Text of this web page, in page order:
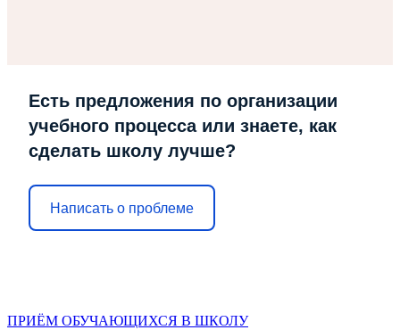
Есть предложения по организации
учебного процесса или знаете, как
сделать школу лучше?
Написать о проблеме
ПРИЁМ ОБУЧАЮЩИХСЯ В ШКОЛУ